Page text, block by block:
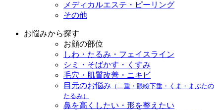
メディカルエステ・ピーリング
その他
お悩みから探す
お顔の部位
しわ・たるみ・フェイスライン
シミ・そばかす・くすみ
毛穴・肌質改善・ニキビ
目元のお悩み （二重・眼瞼下垂・くま・まぶたの
たるみ）
鼻を高くしたい・形を整えたい